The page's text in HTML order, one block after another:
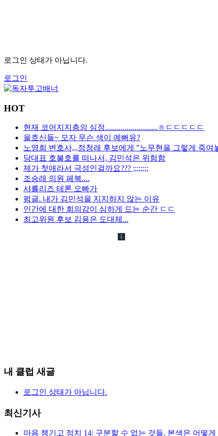
로그인 상태가 아닙니다.
로그인
HOT
현재 코어지지층의 심정...........................ㅎㄷㄷㄷㄷㄷ
을흐신들~ 모자 무슨 색이 예뻐유?
노영희 변호사,,,정청래 후보에게 "노무현을 그렇게 죽여
당대표 호불호를 떠나서, 김민석은 위험함
제가 첫애라서 극성인걸까요??? ;;;;;;;;
조승래 의원 페북....
샤를리즈 테론 오빠가
펌글. 내가 김민석을 지지하지 않는 이유
인간에 대한 회의감이 심하게 드는 순간 ㄷㄷ
최고위원 후보 김용은 도대체...
내 클럽 새글
로그인 상태가 아닙니다.
최신기사
마음 챙기고 정치 14: 구분할 수 없는 것들, 본색은 어떻